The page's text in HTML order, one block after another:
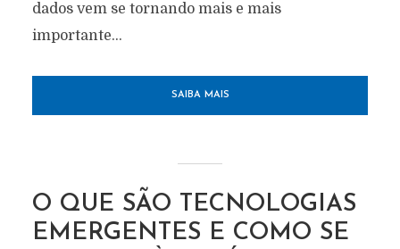
dados vem se tornando mais e mais
importante...
SAIBA MAIS
O QUE SÃO TECNOLOGIAS
EMERGENTES E COMO SE